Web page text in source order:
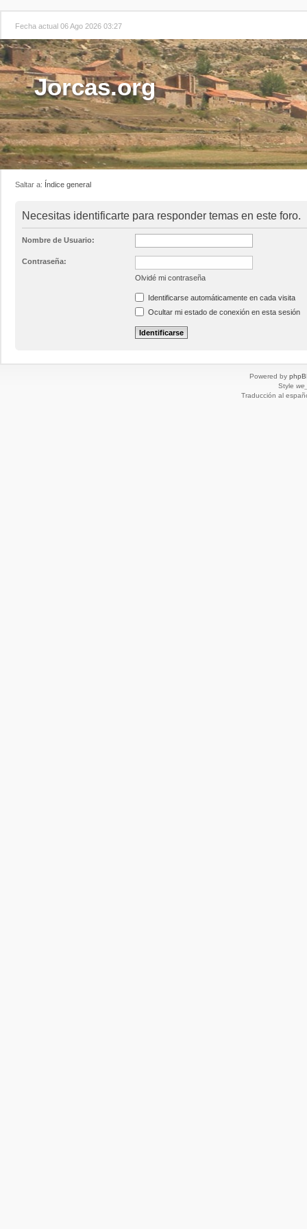
Fecha actual 06 Ago 2026 03:27
Jorcas.org
Saltar a: Índice general
Necesitas identificarte para responder temas en este foro.
Nombre de Usuario:
Contraseña:
Olvidé mi contraseña
Identificarse automáticamente en cada visita
Ocultar mi estado de conexión en esta sesión
Powered by
Style
Traducción al